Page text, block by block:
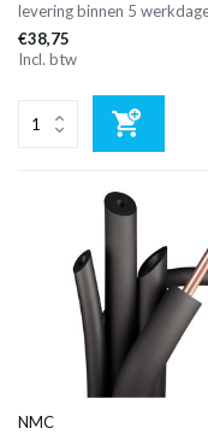
levering binnen 5
€38,75
Incl. btw
NMC